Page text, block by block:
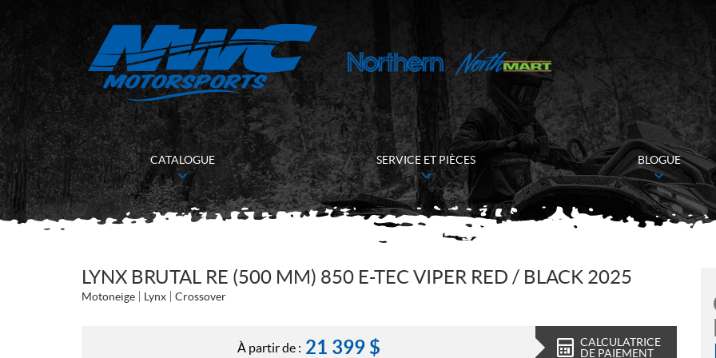
CATALOGUE SERVICE ET PIÈCES BLOGUE
LYNX BRUTAL RE (500 MM) 850 E-TEC VIPER RED / BLACK 2025
Motoneige Lynx Crossover
À partir de : 21 399 $
CALCULATRICE
DE PAIEMENT